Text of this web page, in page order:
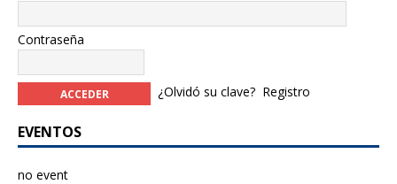
Contraseña
¿Olvidó su clave? Registro
EVENTOS
no event